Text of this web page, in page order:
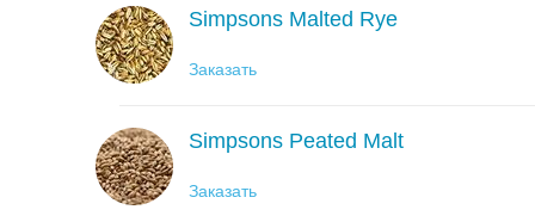
Simpsons Malted Rye
Заказать
Simpsons Peated Malt
Заказать